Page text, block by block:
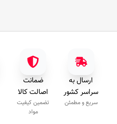
ارسال به
سراسر کشور
سریع و مطمئن
ضمانت
اصالت کالا
تضمین کیفیت
مواد